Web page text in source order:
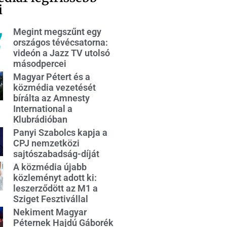
Megint megszűnt egy
országos tévécsatorna:
videón a Jazz TV utolsó
másodpercei
Magyar Pétert és a
közmédia vezetését
bírálta az Amnesty
International a
Klubrádióban
Panyi Szabolcs kapja a
CPJ nemzetközi
sajtószabadság-díját
A közmédia újabb
közleményt adott ki:
leszerződött az M1 a
Sziget Fesztivállal
Nekiment Magyar
Péternek Hajdú Gáborék